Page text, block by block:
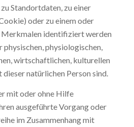
Standortdaten, zu einer
oder zu einem oder
Merkmalen identifiziert werden
physischen, physiologischen,
wirtschaftlichen, kulturellen
natürlichen Person sind.
mit oder ohne Hilfe
ausgeführte Vorgang oder
im Zusammenhang mit